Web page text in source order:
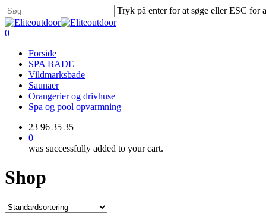
Skip
to
main
Tryk på enter for at søge eller ESC for
Close
Search
0
Forside
SPA BADE
Vildmarksbade
Saunaer
Orangerier og drivhuse
Spa og pool opvarmning
23 96 35 35
0
was successfully added to your cart.
Shop